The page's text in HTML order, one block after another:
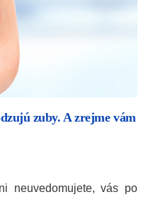
zuby. A zrejme vám
neuvedomujete, vás po